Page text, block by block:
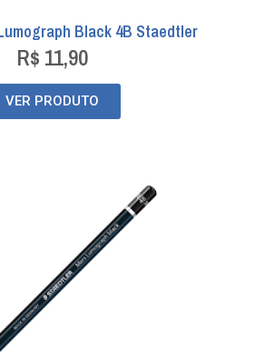
Black 4B Staedtler
R$ 11,90
VER PRODUTO